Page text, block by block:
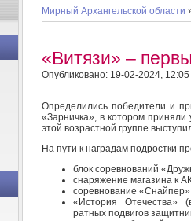
Мирный Архангельской области
«Витязи» –
Опубликовано: 19-02-2024, 12:05
Определились победители и
«Зарничка», в котором приняли
этой возрастной группе
На пути к наградам подростки
блок соревнований
снаряжение магазина к
соревнование «Снайпер»
«История Отечества»
ратных подвигов